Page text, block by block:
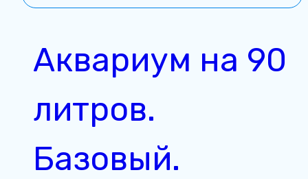
Аквариум на 90
литров.
Базовый.